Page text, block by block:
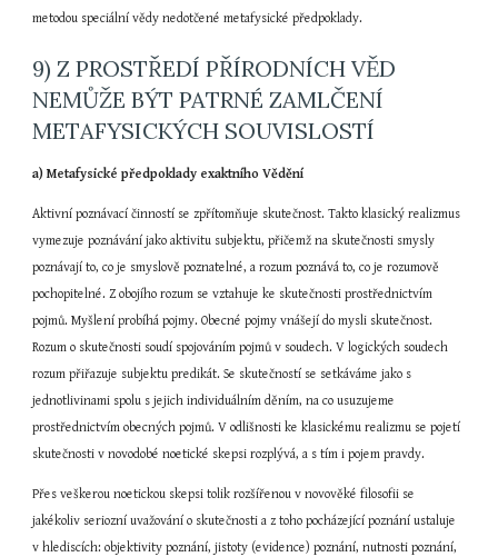
metodou speciální vědy nedotčené metafysické předpoklady.
9) Z PROSTŘEDÍ PŘÍRODNÍCH VĚD
NEMŮŽE BÝT PATRNÉ ZAMLČENÍ
METAFYSICKÝCH SOUVISLOSTÍ
a) Metafysické předpoklady exaktního Vědění
Aktivní poznávací činností se zpřítomňuje skutečnost. Takto klasický realizmus
vymezuje poznávání jako aktivitu subjektu, přičemž na skutečnosti smysly
poznávají to, co je smyslově poznatelné, a rozum poznává to, co je rozumově
pochopitelné. Z obojího rozum se vztahuje ke skutečnosti prostřednictvím
pojmů. Myšlení probíhá pojmy. Obecné pojmy vnášejí do mysli skutečnost.
Rozum o skutečnosti soudí spojováním pojmů v soudech. V logických soudech
rozum přiřazuje subjektu predikát. Se skutečností se setkáváme jako s
jednotlivinami spolu s jejich individuálním děním, na co usuzujeme
prostřednictvím obecných pojmů. V odlišnosti ke klasickému realizmu se pojetí
skutečnosti v novodobé noetické skepsi rozplývá, a s tím i pojem pravdy.
Přes veškerou noetickou skepsi tolik rozšířenou v novověké filosofii se
jakékoliv seriozní uvažování o skutečnosti a z toho pocházející poznání ustaluje
v hlediscích: objektivity poznání, jistoty (evidence) poznání, nutnosti poznání,